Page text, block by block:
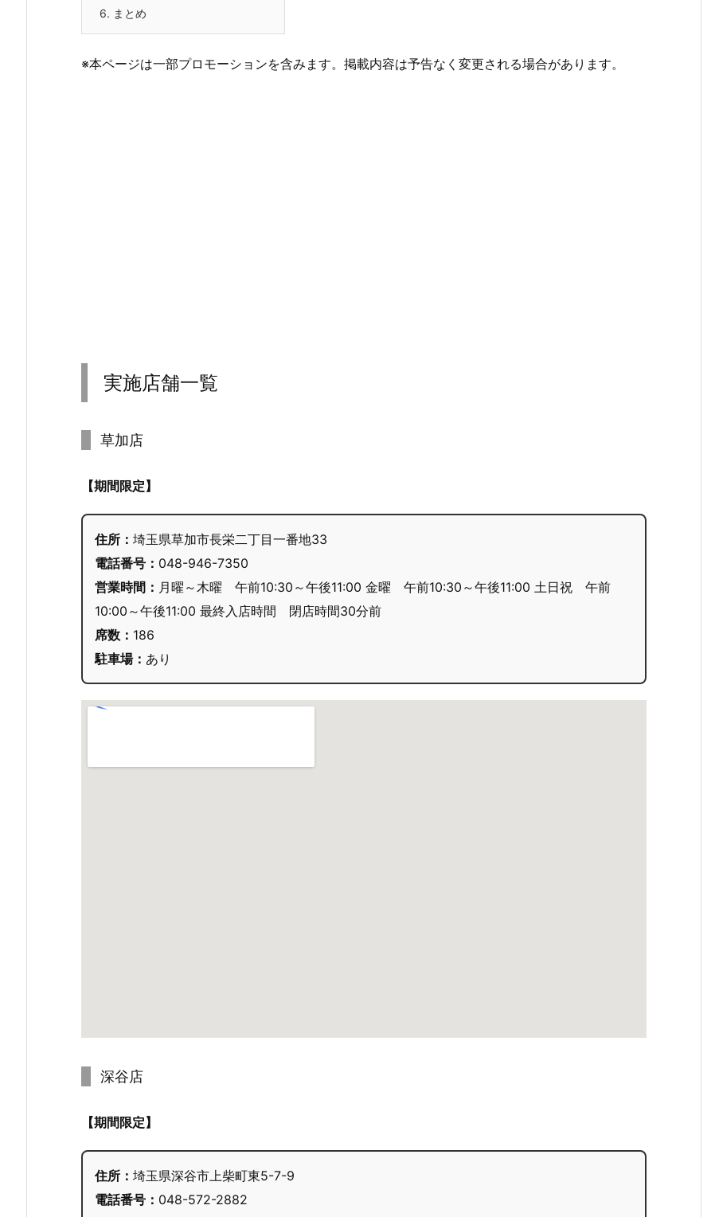
6. まとめ
※本ページは一部プロモーションを含みます。掲載内容は予告なく変更される場合があります。
実施店舗一覧
草加店
【期間限定】
住所： 埼玉県草加市長栄二丁目一番地33
電話番号： 048-946-7350
営業時間： 月曜～木曜 午前10:30～午後11:00 金曜 午前10:30～午後11:00 土日祝 午前
10:00～午後11:00 最終入店時間 閉店時間30分前
席数： 186
駐車場： あり
深谷店
【期間限定】
住所： 埼玉県深谷市上柴町東5-7-9
電話番号： 048-572-2882